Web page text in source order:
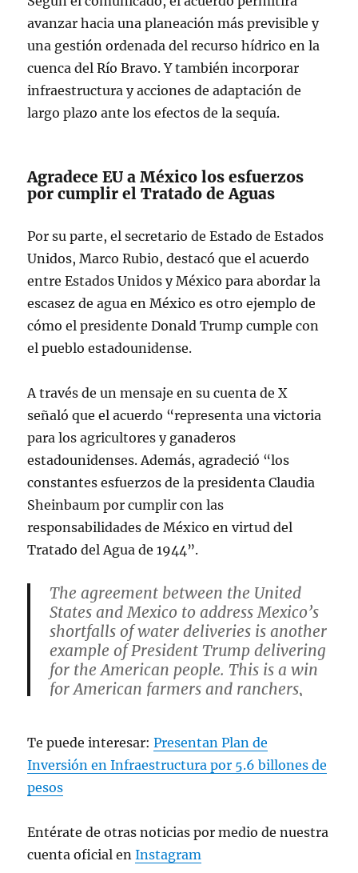
avanzar hacia una planeación más previsible y
una gestión ordenada del recurso hídrico en la
cuenca del Río Bravo. Y también incorporar
infraestructura y acciones de adaptación de
largo plazo ante los efectos de la sequía.
Agradece EU a México los esfuerzos
por cumplir el Tratado de Aguas
Por su parte, el secretario de Estado de Estados
Unidos, Marco Rubio, destacó que el acuerdo
entre Estados Unidos y México para abordar la
escasez de agua en México es otro ejemplo de
cómo el presidente Donald Trump cumple con
el pueblo estadounidense.
A través de un mensaje en su cuenta de X
señaló que el acuerdo “representa una victoria
para los agricultores y ganaderos
estadounidenses. Además, agradeció “los
constantes esfuerzos de la presidenta Claudia
Sheinbaum por cumplir con las
responsabilidades de México en virtud del
Tratado del Agua de 1944”.
The agreement between the United
States and Mexico to address Mexico’s
shortfalls of water deliveries is another
example of President Trump delivering
for the American people. This is a win
for American farmers and ranchers,
— Secretary Marco Rubio (@SecRubio)
February 3, 2026
Te puede interesar:Presentan Plan de
Inversión en Infraestructura por 5.6 billones de
pesos
Entérate de otras noticias por medio de nuestra
cuenta oficial enInstagram